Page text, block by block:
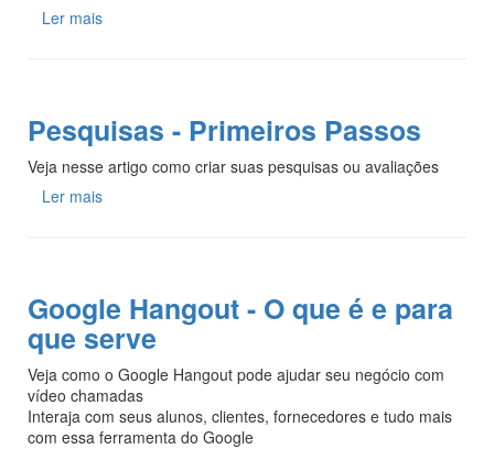
Ler mais
Pesquisas - Primeiros Passos
Veja nesse artigo como criar suas pesquisas ou avaliações
Ler mais
Google Hangout - O que é e para
que serve
Veja como o Google Hangout pode ajudar seu negócio com
vídeo chamadas
Interaja com seus alunos, clientes, fornecedores e tudo mais
com essa ferramenta do Google